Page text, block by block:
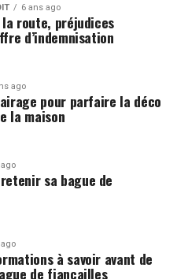
6 ans ago
route, préjudices
d’indemnisation
ago
pour parfaire la déco
la maison
sa bague de
à savoir avant de
de fiançailles